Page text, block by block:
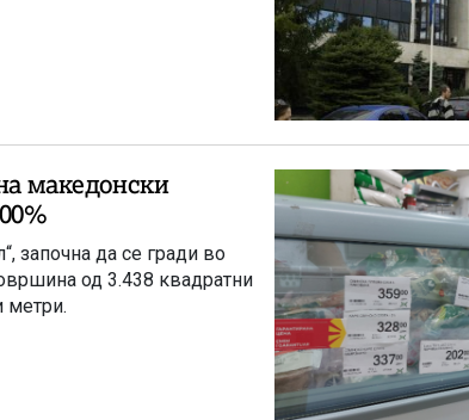
македонски
започна да се гради во
од 3.438 квадратни
метри.